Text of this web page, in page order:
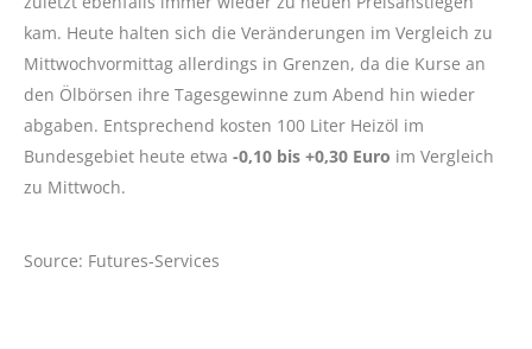
kam. Heute halten sich die Veränderungen im Vergleich zu
Mittwochvormittag allerdings in Grenzen, da die Kurse an
den Ölbörsen ihre Tagesgewinne zum Abend hin wieder
abgaben. Entsprechend kosten 100 Liter Heizöl im
Bundesgebiet heute etwa -0,10 bis +0,30 Euro im Vergleich
zu Mittwoch.
Source: Futures-Services